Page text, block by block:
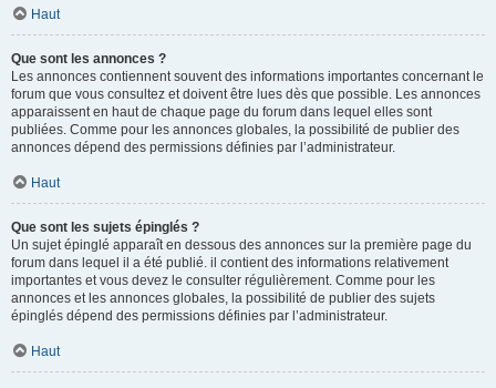
Haut
Que sont les annonces ?
Les annonces contiennent souvent des informations importantes concernant le
forum que vous consultez et doivent être lues dès que possible. Les annonces
apparaissent en haut de chaque page du forum dans lequel elles sont
publiées. Comme pour les annonces globales, la possibilité de publier des
annonces dépend des permissions définies par l’administrateur.
Haut
Que sont les sujets épinglés ?
Un sujet épinglé apparaît en dessous des annonces sur la première page du
forum dans lequel il a été publié. il contient des informations relativement
importantes et vous devez le consulter régulièrement. Comme pour les
annonces et les annonces globales, la possibilité de publier des sujets
épinglés dépend des permissions définies par l’administrateur.
Haut